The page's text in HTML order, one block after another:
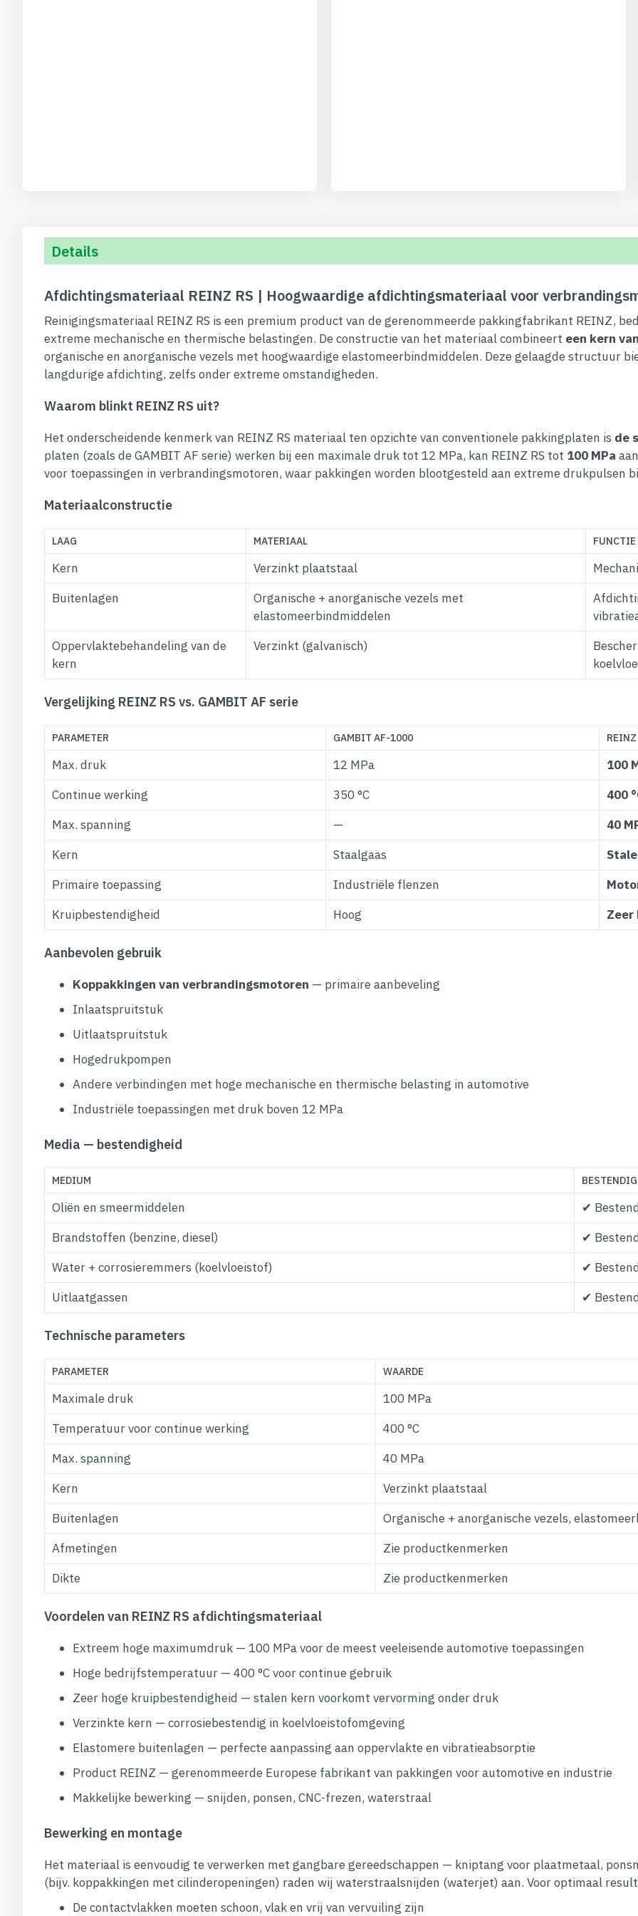
Details
Afdichtingsmateriaal REINZ RS | Hoogwaardige afdichtingsmateriaal voor
Reinigingsmateriaal REINZ RS is een premium product van de gerenommeerde pakkingfabrikant REINZ,
extreme mechanische en thermische belastingen. De constructie van het materiaal combineert een kern
organische en anorganische vezels met hoogwaardige elastomeerbindmiddelen. Deze gelaagde structuur
langdurige afdichting, zelfs onder extreme omstandigheden.
Waarom blinkt REINZ RS uit?
Het onderscheidende kenmerk van REINZ RS materiaal ten opzichte van conventionele pakkingplaten is de
platen (zoals de GAMBIT AF serie) werken bij een maximale druk tot 12 MPa, kan REINZ RS tot 100 MPa
voor toepassingen in verbrandingsmotoren, waar pakkingen worden blootgesteld aan extreme drukpulsen
Materiaalconstructie
LAAG MATERIAAL FUNCTIE
Kern Verzinkt plaatstaal
Buitenlagen
Organische + anorganische vezels met
elastomeerbindmiddelen
Oppervlaktebehandeling van de
kern
Verzinkt (galvanisch)
Vergelijking REINZ RS vs. GAMBIT AF serie
PARAMETER GAMBIT AF-1000 REINZ
Max. druk 12 MPa
100
Continue werking
350 °C
400
Max. spanning
—
40
Kern
Staalgaas
Primaire toepassing
Industriële flenzen
Kruipbestendigheid
Hoog Zeer
Aanbevolen gebruik
Koppakkingen van verbrandingsmotoren — primaire aanbeveling
Inlaatspruitstuk
Uitlaatspruitstuk
Hogedrukpompen
Andere verbindingen met hoge mechanische en thermische belasting in automotive
Industriële toepassingen met druk boven 12 MPa
Media — bestendigheid
MEDIUM
Oliën en smeermiddelen
✔
Brandstoffen (benzine, diesel)
✔
Water + corrosieremmers (koelvloeistof)
✔
Uitlaatgassen
✔
Technische parameters
PARAMETER WAARDE
Maximale druk
100 MPa
Temperatuur voor continue werking
400 °C
Max. spanning
40 MPa
Kern
Verzinkt plaatstaal
Buitenlagen
Organische + anorganische vezels,
Afmetingen
Zie productkenmerken
Dikte
Zie productkenmerken
Voordelen van REINZ RS afdichtingsmateriaal
Extreem hoge maximumdruk — 100 MPa voor de meest veeleisende automotive toepassingen
Hoge bedrijfstemperatuur — 400 °C voor continue gebruik
Zeer hoge kruipbestendigheid — stalen kern voorkomt vervorming onder druk
Verzinkte kern — corrosiebestendig in koelvloeistofomgeving
Elastomere buitenlagen — perfecte aanpassing aan oppervlakte en vibratieabsorptie
Product REINZ — gerenommeerde Europese fabrikant van pakkingen voor automotive en industrie
Makkelijke bewerking — snijden, ponsen, CNC-frezen, waterstraal
Bewerking en montage
Het materiaal is eenvoudig te verwerken met gangbare gereedschappen — kniptang voor plaatmetaal,
(bijv. koppakkingen met cilinderopeningen) raden wij waterstraalsnijden (waterjet) aan. Voor optimaal
De contactvlakken moeten schoon, vlak en vrij van vervuiling zijn